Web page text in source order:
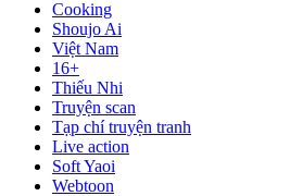
Cooking
Shoujo Ai
Việt Nam
16+
Thiếu Nhi
Truyện scan
Tạp chí truyện tranh
Live action
Soft Yaoi
Webtoon